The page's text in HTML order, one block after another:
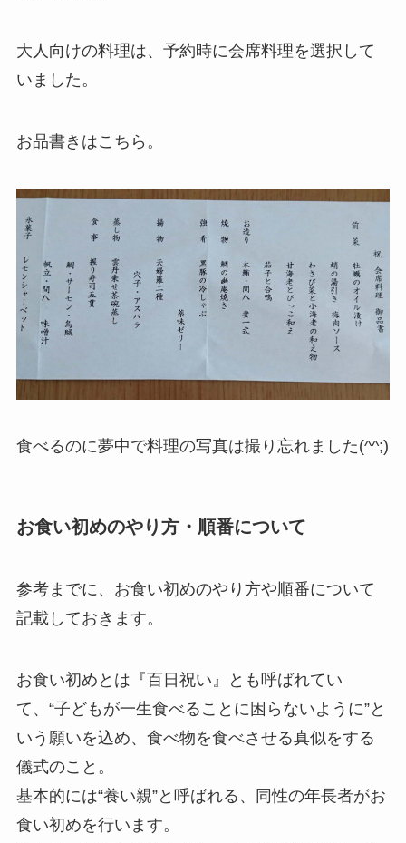
大人向けの料理は、予約時に会席料理を選択して
いました。
お品書きはこちら。
食べるのに夢中で料理の写真は撮り忘れました(^^;)
お食い初めのやり方・順番について
参考までに、お食い初めのやり方や順番について
記載しておきます。
お食い初めとは 『百日祝い』とも呼ばれてい
て、 “子どもが一生食べることに困らないように”と
いう願いを込め、食べ物を食べさせる真似をする
儀式のこと 。
基本的には“養い親”と呼ばれる、同性の年長者がお
食い初めを行います。